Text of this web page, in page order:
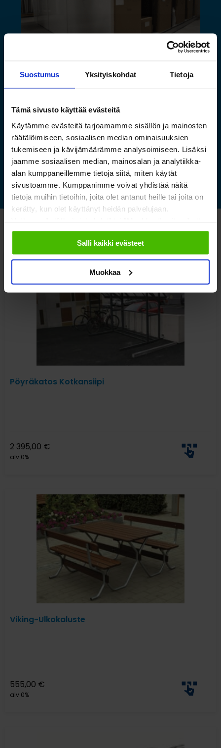
Suostumus Yksityiskohdat Tietoja
Tämä sivusto käyttää evästeitä
Käytämme evästeitä tarjoamamme sisällön ja mainosten
räätälöimiseen, sosiaalisen median ominaisuuksien
tukemiseen ja kävijämäärämme analysoimiseen. Lisäksi
jaamme sosiaalisen median, mainosalan ja analytiikka-
alan kumppaneillemme tietoja siitä, miten käytät
sivustoamme. Kumppanimme voivat yhdistää näitä
tietoja muihin tietoihin, joita olet antanut heille tai joita on
kerätty, kun olet käyttänyt heidän palvelujaan.
sallimiisi evästeisiin.
Salli kaikki evästeet
Muokkaa
Saamelaismuseon ja
sopivat ilmastoidut ja
kestävät säilytysratkaisut
Lue lisää »
Katso myös nämä
Pöyräkatos Kotkansiipi
2 395,00 €
alv 0%
Viking-Ulkokaluste
555,00 €
alv 0%